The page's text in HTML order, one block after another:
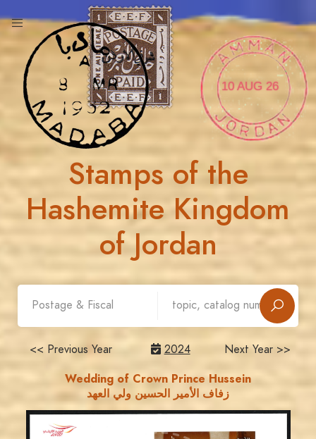
10 AUG 26
Stamps of the
Hashemite Kingdom
of Jordan
<< Previous Year 2024
Next Year >>
Wedding of Crown Prince Hussein
زفاف الأمير الحسين ولي العهد